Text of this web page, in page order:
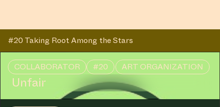
#20 Taking Root Among the Stars
COLLABORATOR #20 ART ORGANIZATION
Unfair